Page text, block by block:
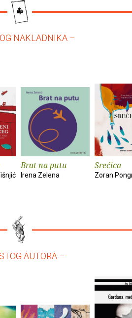
NAKLADNIKA –
Brat na putu
Irena Zelena
Srećica
Zoran
AUTORA –